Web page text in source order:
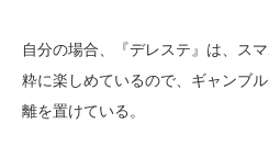
自分の場合、『デレステ』は、ス
粋に楽しめているので、ギャンブ
離を置けている。